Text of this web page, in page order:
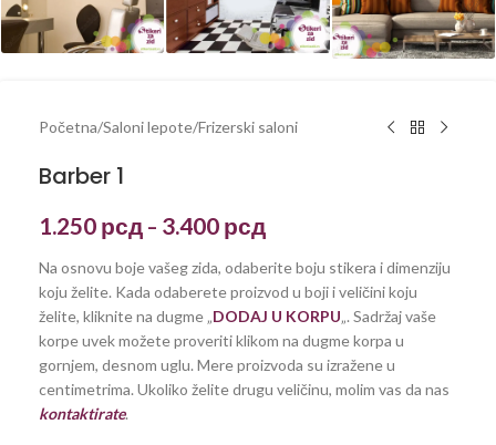
Početna/Saloni lepote/Frizerski saloni
Barber 1
1.250 рсд – 3.400 рсд
Na osnovu boje vašeg zida, odaberite boju stikera i dimenziju
koju želite. Kada odaberete proizvod u boji i veličini koju
želite, kliknite na dugme „DODAJ U KORPU„. Sadržaj vaše
korpe uvek možete proveriti klikom na dugme korpa u
gornjem, desnom uglu. Mere proizvoda su izražene u
centimetrima. Ukoliko želite drugu veličinu, molim vas da nas
kontaktirate.